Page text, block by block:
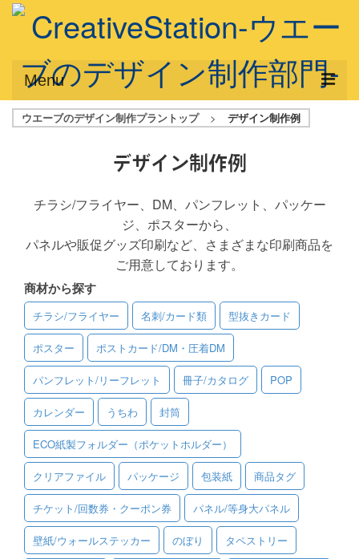
Menu
サービス概要
デザインプラン
フルデザイン
データ修正
写真からイラスト作成
デザイン制作例
ご利用料金
ご利用ガイド
ご利用の流れ
ご注文方法について
キャンセルについて
FAQ（よくあるご質問）
資料をダウンロード
ウエーブのデザイン制作プラントップ > デザイン制作例
デザイン制作例
チラシ/フライヤー、DM、パンフレット、パッケー
ジ、ポスターから、
パネルや販促グッズ印刷など、さまざまな印刷商品を
ご用意しております。
商材から探す
チラシ/フライヤー 名刺/カード類 型抜きカード
ポスター ポストカード/DM・圧着DM
パンフレット/リーフレット 冊子/カタログ POP
カレンダー うちわ 封筒
ECO紙製フォルダー（ポケットホルダー）
クリアファイル パッケージ 包装紙 商品タグ
チケット/回数券・クーポン券 パネル/等身大パネル
壁紙/ウォールステッカー のぼり タペストリー